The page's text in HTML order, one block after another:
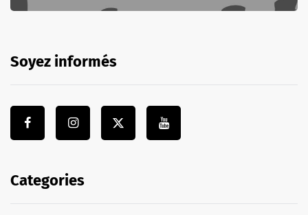
Soyez informés
Categories